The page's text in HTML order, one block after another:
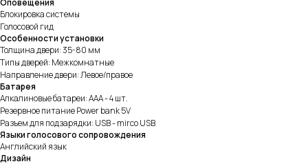
Оповещения
Блокировка системы
Голосовой гид
Особенности установки
Толщина двери: 35-80 мм
Типы дверей: Межкомнатные
Направление двери: Левое/правое
Батарея
Алкалиновые батареи: ААА - 4 шт.
Резервное питание Power bank 5V
Разъем для подзарядки: USB - mirco USB
Языки голосового сопровождения
Английский язык
Дизайн